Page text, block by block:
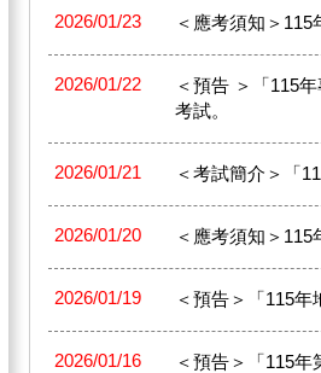
2026/01/23 ＜應考須知＞
2026/01/22
＜預告 ＞「115
考試。
2026/01/21 ＜考試簡介＞「
2026/01/20 ＜應考須知＞
2026/01/19 ＜預告＞「115
2026/01/16
＜預告＞「115